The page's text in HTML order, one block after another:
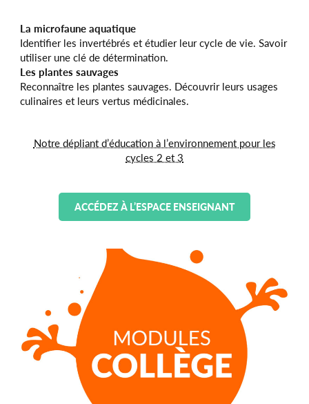
La microfaune aquatique
Identifier les invertébrés et étudier leur cycle de vie. Savoir
utiliser une clé de détermination.
Les plantes sauvages
Reconnaître les plantes sauvages. Découvrir leurs usages
culinaires et leurs vertus médicinales.
Notre dépliant d’éducation à l’environnement pour les
cycles 2 et 3
ACCÉDEZ À L’ESPACE ENSEIGNANT